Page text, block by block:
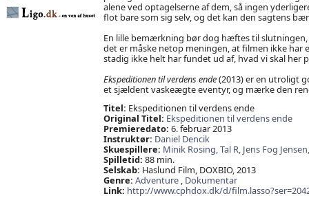
alene ved optagelserne af dem, så ingen
flot bare som sig selv, og det kan den sagtens
En lille bemærkning bør dog hæftes til
det er måske netop meningen, at filmen ikke har
stadig ikke helt har fundet ud af, hvad vi skal her
Ekspeditionen til verdens ende(2013) er en utroligt
et sjældent vaskeægte eventyr, og mærke den
Titel: Ekspeditionen til verdens ende
Original Titel: Ekspeditionen til verdens ende
Premieredato: 6. februar 2013
Instruktør: Daniel Dencik
Skuespillere: Minik Rosing,Tal R, Jens Fog
Spilletid: 88 min.
Selskab: Haslund Film, DOXBIO, 2013
Genre: Adventure, Dokumentar
Link: http://www.cphdox.dk/d/